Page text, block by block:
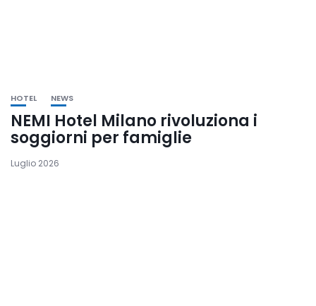
HOTEL NEWS
NEMI Hotel Milano rivoluziona i
soggiorni per famiglie
Luglio 2026